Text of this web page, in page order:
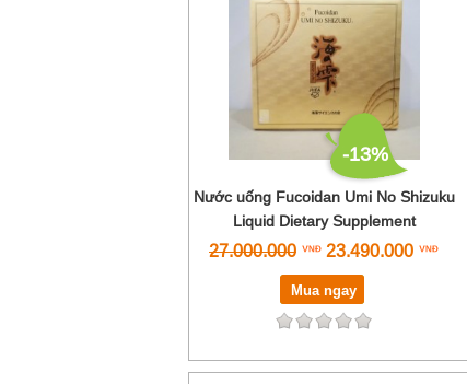
-13%
Nước uống Fucoidan Umi No Shizuku
Liquid Dietary Supplement
27.000.000 23.490.000
Mua ngay